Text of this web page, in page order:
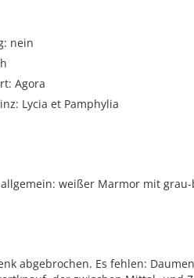
nein
Agora
Lycia et Pamphylia
weißer Marmor mit
abgebrochen. Es fehlen: